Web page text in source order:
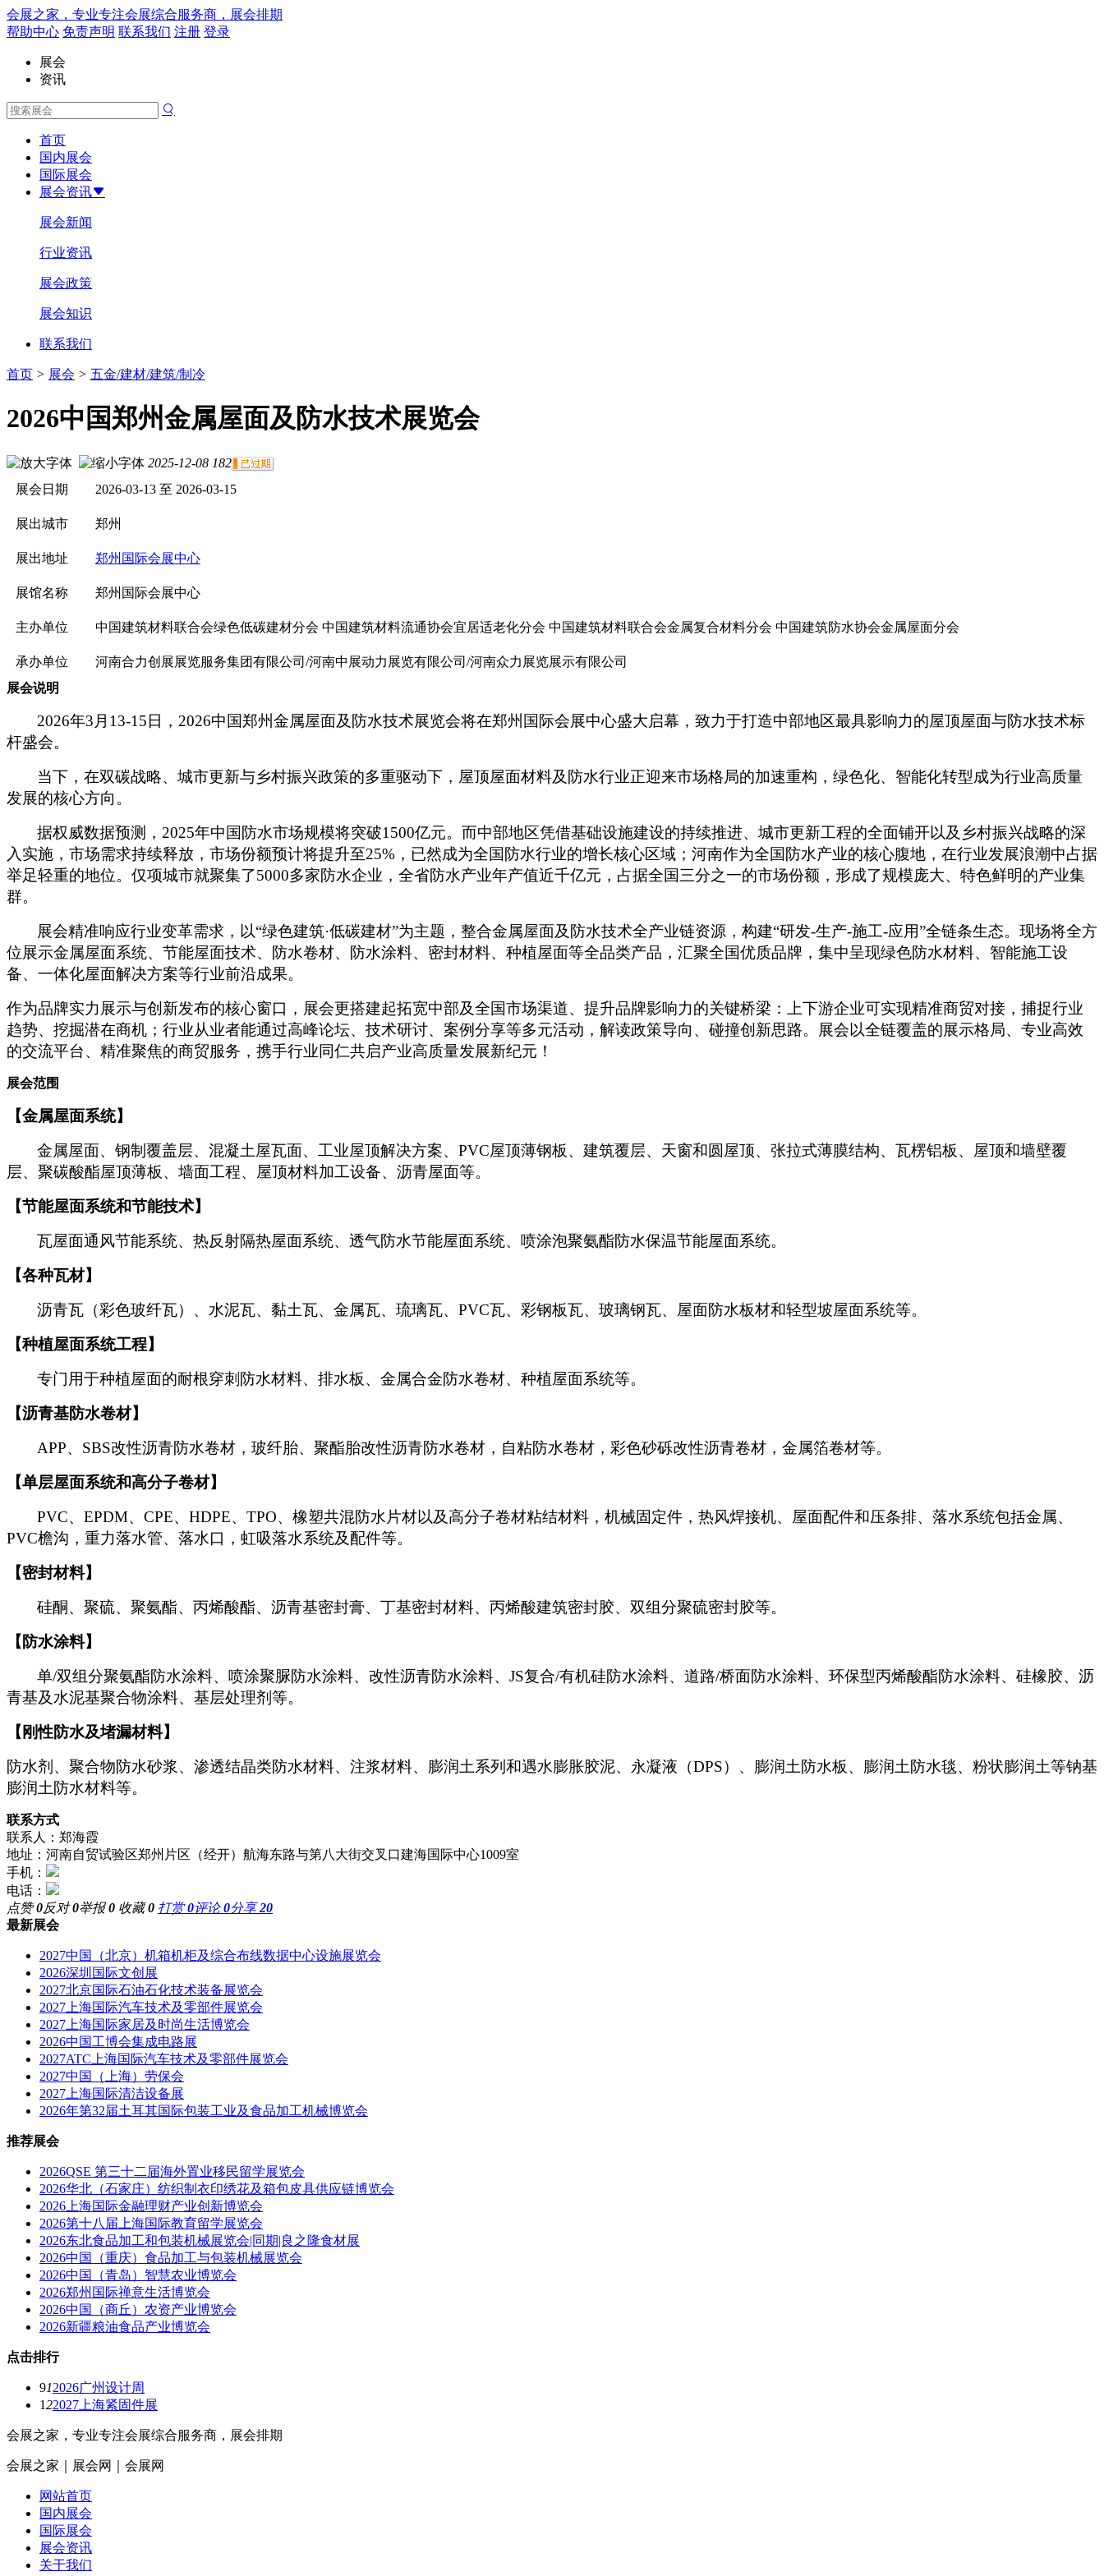
会展之家，专业专注会展综合服务商，展会排期
帮助中心 免责声明 联系我们 注册 登录
展会
资讯
首页
国内展会
国际展会
展会资讯
展会新闻
行业资讯
展会政策
展会知识
联系我们
首页 > 展会 > 五金/建材/建筑/制冷
2026中国郑州金属屋面及防水技术展览会
2025-12-08 182
展会日期
2026-03-13 至 2026-03-15
展出城市 郑州
展出地址 郑州国际会展中心
展馆名称 郑州国际会展中心
主办单位 中国建筑材料联合会绿色低碳建材分会 中国建筑材料流通协会宜居适老化分会 中国建筑材料联合会金属复合材料分会 中国建筑防水协会金属屋面分会
承办单位
河南合力创展展览服务集团有限公司/河南中展动力展览有限公司/河南众力展览展示有限公司
展会说明
2026年3月13-15日，2026中国郑州金属屋面及防水技术展览会将在郑州国际会展中心盛大启幕，致力于打造中部地区最具影响力的屋顶屋面与防水技术标
杆盛会。
当下，在双碳战略、城市更新与乡村振兴政策的多重驱动下，屋顶屋面材料及防水行业正迎来市场格局的加速重构，绿色化、智能化转型成为行业高质量
发展的核心方向。
据权威数据预测，2025年中国防水市场规模将突破1500亿元。而中部地区凭借基础设施建设的持续推进、城市更新工程的全面铺开以及乡村振兴战略的深
入实施，市场需求持续释放，市场份额预计将提升至25%，已然成为全国防水行业的增长核心区域；河南作为全国防水产业的核心腹地，在行业发展浪潮中占据
举足轻重的地位。仅项城市就聚集了5000多家防水企业，全省防水产业年产值近千亿元，占据全国三分之一的市场份额，形成了规模庞大、特色鲜明的产业集
群。
展会精准响应行业变革需求，以“绿色建筑·低碳建材”为主题，整合金属屋面及防水技术全产业链资源，构建“研发-生产-施工-应用”全链条生态。现场将全方
位展示金属屋面系统、节能屋面技术、防水卷材、防水涂料、密封材料、种植屋面等全品类产品，汇聚全国优质品牌，集中呈现绿色防水材料、智能施工设
备、一体化屋面解决方案等行业前沿成果。
作为品牌实力展示与创新发布的核心窗口，展会更搭建起拓宽中部及全国市场渠道、提升品牌影响力的关键桥梁：上下游企业可实现精准商贸对接，捕捉行业
趋势、挖掘潜在商机；行业从业者能通过高峰论坛、技术研讨、案例分享等多元活动，解读政策导向、碰撞创新思路。展会以全链覆盖的展示格局、专业高效
的交流平台、精准聚焦的商贸服务，携手行业同仁共启产业高质量发展新纪元！
展会范围
【金属屋面系统】
金属屋面、钢制覆盖层、混凝土屋瓦面、工业屋顶解决方案、PVC屋顶薄钢板、建筑覆层、天窗和圆屋顶、张拉式薄膜结构、瓦楞铝板、屋顶和墙壁覆
层、聚碳酸酯屋顶薄板、墙面工程、屋顶材料加工设备、沥青屋面等。
【节能屋面系统和节能技术】
瓦屋面通风节能系统、热反射隔热屋面系统、透气防水节能屋面系统、喷涂泡聚氨酯防水保温节能屋面系统。
【各种瓦材】
沥青瓦（彩色玻纤瓦）、水泥瓦、黏土瓦、金属瓦、琉璃瓦、PVC瓦、彩钢板瓦、玻璃钢瓦、屋面防水板材和轻型坡屋面系统等。
【种植屋面系统工程】
专门用于种植屋面的耐根穿刺防水材料、排水板、金属合金防水卷材、种植屋面系统等。
【沥青基防水卷材】
APP、SBS改性沥青防水卷材，玻纤胎、聚酯胎改性沥青防水卷材，自粘防水卷材，彩色砂砾改性沥青卷材，金属箔卷材等。
【单层屋面系统和高分子卷材】
PVC、EPDM、CPE、HDPE、TPO、橡塑共混防水片材以及高分子卷材粘结材料，机械固定件，热风焊接机、屋面配件和压条排、落水系统包括金属、
PVC檐沟，重力落水管、落水口，虹吸落水系统及配件等。
【密封材料】
硅酮、聚硫、聚氨酯、丙烯酸酯、沥青基密封膏、丁基密封材料、丙烯酸建筑密封胶、双组分聚硫密封胶等。
【防水涂料】
单/双组分聚氨酯防水涂料、喷涂聚脲防水涂料、改性沥青防水涂料、JS复合/有机硅防水涂料、道路/桥面防水涂料、环保型丙烯酸酯防水涂料、硅橡胶、沥
青基及水泥基聚合物涂料、基层处理剂等。
【刚性防水及堵漏材料】
防水剂、聚合物防水砂浆、渗透结晶类防水材料、注浆材料、膨润土系列和遇水膨胀胶泥、永凝液（DPS）、膨润土防水板、膨润土防水毯、粉状膨润土等钠基
膨润土防水材料等。
联系方式
联系人：郑海霞
地址：河南自贸试验区郑州片区（经开）航海东路与第八大街交叉口建海国际中心1009室
手机：
电话：
点赞0反对0举报0 收藏0 打赏0评论0分享20
最新展会
2027中国（北京）机箱机柜及综合布线数据中心设施展览会
2026深圳国际文创展
2027北京国际石油石化技术装备展览会
2027上海国际汽车技术及零部件展览会
2027上海国际家居及时尚生活博览会
2026中国工博会集成电路展
2027ATC上海国际汽车技术及零部件展览会
2027中国（上海）劳保会
2027上海国际清洁设备展
2026年第32届土耳其国际包装工业及食品加工机械博览会
推荐展会
2026QSE 第三十二届海外置业移民留学展览会
2026华北（石家庄）纺织制衣印绣花及箱包皮具供应链博览会
2026上海国际金融理财产业创新博览会
2026第十八届上海国际教育留学展览会
2026东北食品加工和包装机械展览会|同期|良之隆食材展
2026中国（重庆）食品加工与包装机械展览会
2026中国（青岛）智慧农业博览会
2026郑州国际禅意生活博览会
2026中国（商丘）农资产业博览会
2026新疆粮油食品产业博览会
点击排行
912026广州设计周
122027上海紧固件展
会展之家，专业专注会展综合服务商，展会排期
会展之家｜展会网｜会展网
网站首页
国内展会
国际展会
展会资讯
关于我们